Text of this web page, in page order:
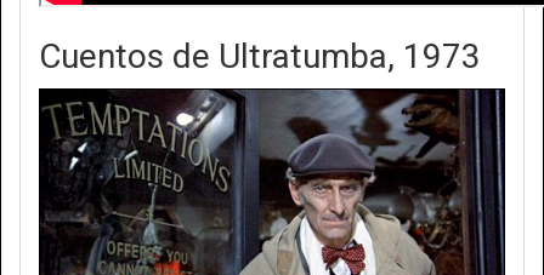
Cuentos de Ultratumba, 1973